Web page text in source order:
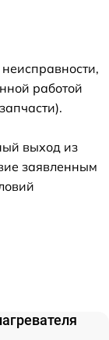
работой
выход из
заявленным